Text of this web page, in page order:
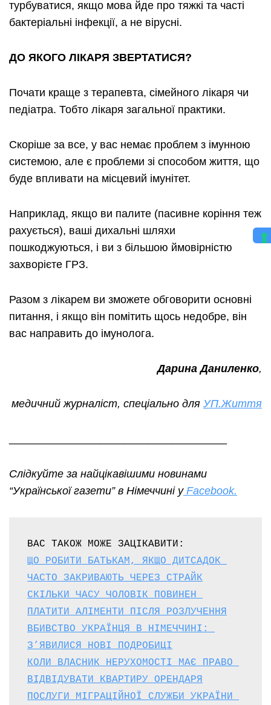
турбуватися, якщо мова йде про тяжкі та часті
бактеріальні інфекції, а не вірусні.
ДО ЯКОГО ЛІКАРЯ ЗВЕРТАТИСЯ?
Почати краще з терапевта, сімейного лікаря чи
педіатра. Тобто лікаря загальної практики.
Скоріше за все, у вас немає проблем з імунною
системою, але є проблеми зі способом життя, що
буде впливати на місцевий імунітет.
Наприклад, якщо ви палите (пасивне коріння теж
рахується), ваші дихальні шляхи
пошкоджуються, і ви з більшою ймовірністю
захворієте ГРЗ.
Разом з лікарем ви зможете обговорити основні
питання, і якщо він помітить щось недобре, він
вас направить до імунолога.
Дарина Даниленко,
медичний журналіст, спеціально для УП.Життя
Слідкуйте за найцікавішими новинами
“Української газети” в Німеччині уFacebook.
ЩО РОБИТИ БАТЬКАМ, ЯКЩО ДИТСАДОК
ЧАСТО ЗАКРИВАЮТЬ ЧЕРЕЗ СТРАЙК
СКІЛЬКИ ЧАСУ ЧОЛОВІК ПОВИНЕН
ПЛАТИТИ АЛІМЕНТИ ПІСЛЯ РОЗЛУЧЕННЯ
ВБИВСТВО УКРАЇНЦЯ В НІМЕЧЧИНІ:
З’ЯВИЛИСЯ НОВІ ПОДРОБИЦІ
КОЛИ ВЛАСНИК НЕРУХОМОСТІ МАЄ ПРАВО
ВІДВІДУВАТИ КВАРТИРУ ОРЕНДАРЯ
ПОСЛУГИ МІГРАЦІЙНОЇ СЛУЖБИ УКРАЇНИ